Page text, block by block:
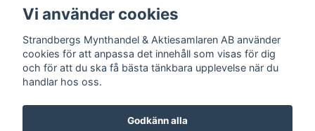
Information
Sociala medier
Vi använder cookies
Strandbergs Mynthandel & Aktiesamlaren AB använder
cookies för att anpassa det innehåll som visas för dig
och för att du ska få bästa tänkbara upplevelse när du
handlar hos oss.
Godkänn alla